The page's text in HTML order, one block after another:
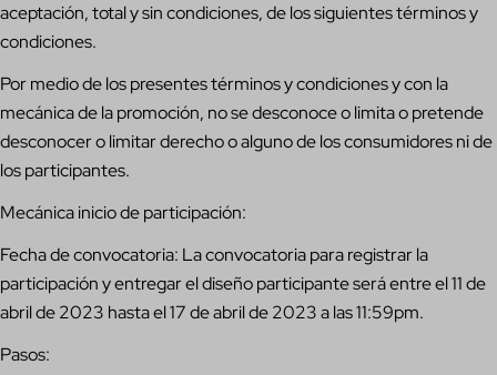
aceptación, total y sin condiciones, de los siguientes términos y
condiciones.
Por medio de los presentes términos y condiciones y con la
mecánica de la promoción, no se desconoce o limita o pretende
desconocer o limitar derecho o alguno de los consumidores ni de
los participantes.
Mecánica inicio de participación:
Fecha de convocatoria: La convocatoria para registrar la
participación y entregar el diseño participante será entre el 11 de
abril de 2023 hasta el 17 de abril de 2023 a las 11:59pm.
Pasos: